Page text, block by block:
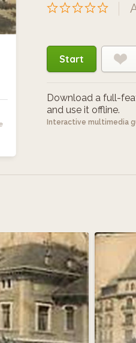
Start
Download a full-
and use it offline.
Interactive multimedia